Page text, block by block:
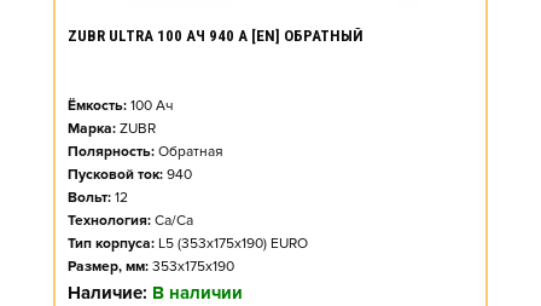
ZUBR ULTRA 100 АЧ 940 А [EN] ОБРАТНЫЙ
Ёмкость: 100 Ач
Марка: ZUBR
Полярность: Обратная
Пусковой ток: 940
Вольт: 12
Технология: Ca/Ca
Тип корпуса: L5 (353x175x190) EURO
Размер, мм: 353x175x190
Наличие: В наличии